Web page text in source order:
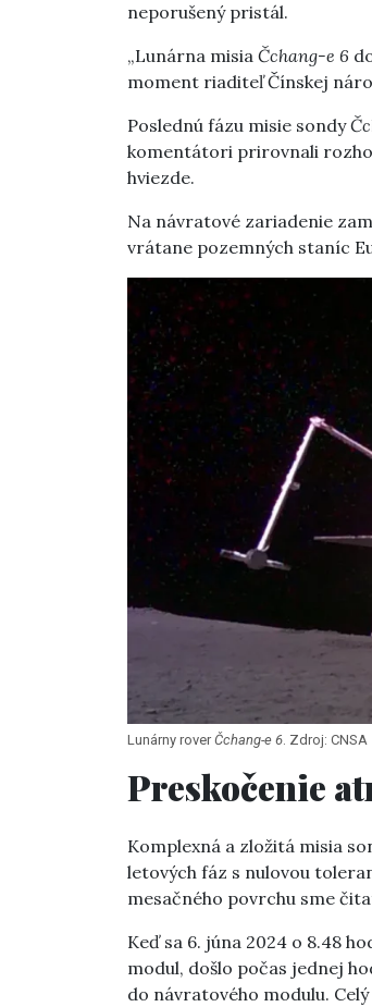
neporušený pristál.
„Lunárna misia Čchang-e 6
moment riaditeľ Čínskej
Poslednú fázu misie sondy
komentátori prirovnali
hviezde.
Na návratové zariadenie
vrátane pozemných staníc
Lunárny rover Čchang-e 6. Zdroj: CNSA
Preskočenie
Komplexná a zložitá misia
letových fáz s nulovou
mesačného povrchu sme
Keď sa 6. júna 2024 o 8.48
modul, došlo počas jednej
do návratového modulu.